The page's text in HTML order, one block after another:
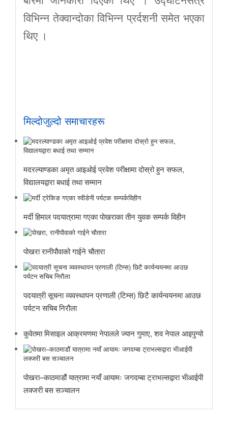
विभिन्न तेक्वान्दोका विभिन्न प्रर्दशनी समेत भएका
थिए ।
मिल्दोजुल्दो समाचारहरू
मदरल्याण्डका अमृत आइओई प्रवेश परीक्षामा दोस्रो हुन सफल,
विद्यालयद्वारा बधाई तथा सम्मान
मर्दी हिमाल पदयात्रामा गएका पोखराका तीन युवक सम्पर्क विहीन
पोखरा रानीपौवाको गाईने चौतारा
पदयात्री सूचना व्यवस्थापन प्रणाली (टिम्स) छिटै कार्यन्वयनमा आउछ
पर्यटन सचिब निरौला
कुवेतमा मिसाइल आक्रमणमा नेपालले ज्यान गुमाए, शव नेपाल आइपुग्यो
पोखरा–काठमाडौं यात्रामा नयाँ आयामः जगदम्बा ट्राभल्सद्वारा भीआईपी
लक्जरी बस सञ्चालन